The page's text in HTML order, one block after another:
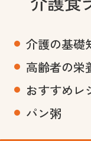
介護の基礎
高齢者の栄
おすすめレ
パン粥